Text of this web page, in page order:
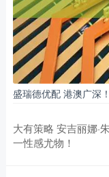
盛瑞德优配 港澳广深
大有策略 安吉丽娜·
一性感尤物！